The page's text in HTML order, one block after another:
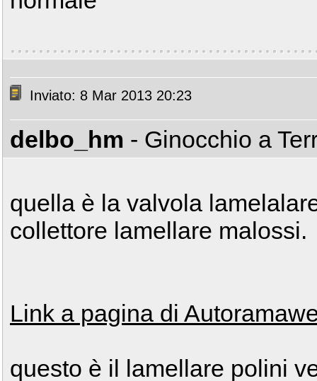
Inviato: 8 Mar 2013 20:23
delbo_hm - Ginocchio a
quella è la valvola
collettore lamellare malossi.
Link a pagina di
questo è il lamellare polini